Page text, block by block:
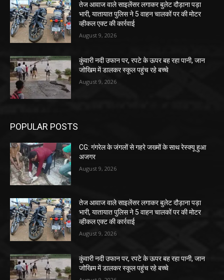
तेज आवाज वाले साइलेंसर लगाकर बुलेट दौड़ाना पड़ा
भारी, यातायात पुलिस ने 5 वाहन चालकों पर की मोटर
व्हीकल एक्ट की कार्रवाई
August 9, 2026
कुंवारी नदी उफान पर, रपटे के ऊपर बह रहा पानी, जान
जोखिम में डालकर स्कूल पहुंच रहे बच्चे
August 9, 2026
POPULAR POSTS
CG: गंगरेल के जंगलों से गहरे जख्मों के साथ रेस्क्यू हुआ
अजगर
August 9, 2026
तेज आवाज वाले साइलेंसर लगाकर बुलेट दौड़ाना पड़ा
भारी, यातायात पुलिस ने 5 वाहन चालकों पर की मोटर
व्हीकल एक्ट की कार्रवाई
August 9, 2026
कुंवारी नदी उफान पर, रपटे के ऊपर बह रहा पानी, जान
जोखिम में डालकर स्कूल पहुंच रहे बच्चे